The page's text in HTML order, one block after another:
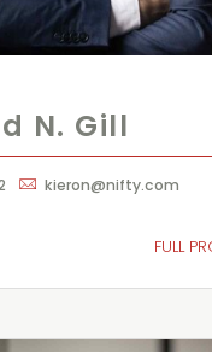
N. Gill
kieron@nifty.com
FULL